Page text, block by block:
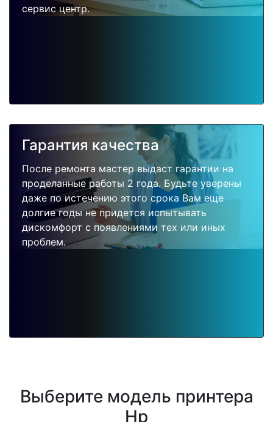
сервис центр.
Гарантия качества
После ремонта мастер выдаст гарантии на
проделанные работы 2 года. Будьте уверены
даже по истечению этого срока Вам еще
долгие годы не придется испытывать
дискомфорт с появлениями тех или иных
проблем.
Выберите модель принтера
Hp